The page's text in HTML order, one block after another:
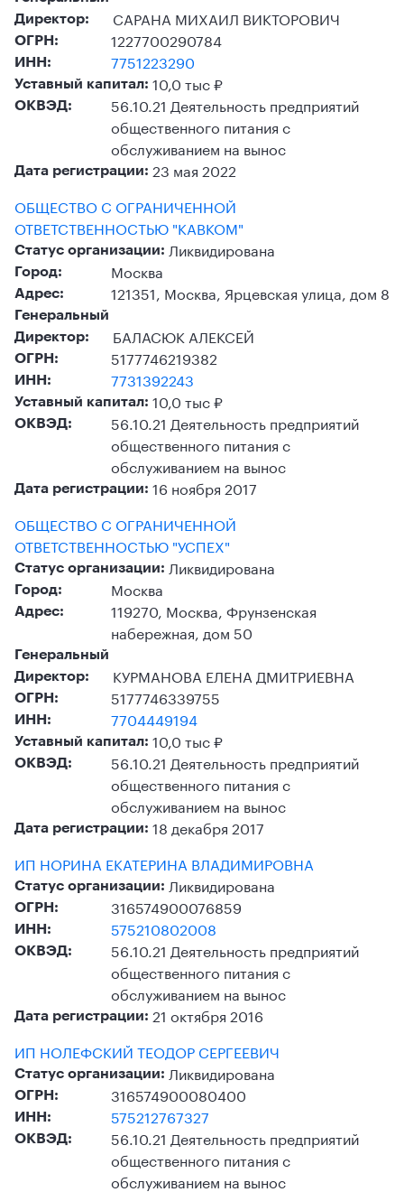
Директор:
САРАНА МИХАИЛ ВИКТОРОВИЧ
ОГРН: 1227700290784
ИНН: 7751223290
Уставный капитал: 10,0 тыс ₽
ОКВЭД:
56.10.21 Деятельность предприятий
общественного питания с
обслуживанием на вынос
Дата регистрации: 23 мая 2022
ОБЩЕСТВО С ОГРАНИЧЕННОЙ
ОТВЕТСТВЕННОСТЬЮ "КАВКОМ"
Статус организации: Ликвидирована
Город: Москва
Адрес: 121351, Москва, Ярцевская улица, дом 8
Генеральный
Директор:
БАЛАСЮК АЛЕКСЕЙ
ОГРН: 5177746219382
ИНН: 7731392243
Уставный капитал: 10,0 тыс ₽
ОКВЭД:
56.10.21 Деятельность предприятий
общественного питания с
обслуживанием на вынос
Дата регистрации: 16 ноября 2017
ОБЩЕСТВО С ОГРАНИЧЕННОЙ
ОТВЕТСТВЕННОСТЬЮ "УСПЕХ"
Статус организации: Ликвидирована
Город: Москва
Адрес:
119270, Москва, Фрунзенская
набережная, дом 50
Генеральный
Директор:
КУРМАНОВА ЕЛЕНА ДМИТРИЕВНА
ОГРН: 5177746339755
ИНН: 7704449194
Уставный капитал: 10,0 тыс ₽
ОКВЭД:
56.10.21 Деятельность предприятий
общественного питания с
обслуживанием на вынос
Дата регистрации: 18 декабря 2017
ИП НОРИНА ЕКАТЕРИНА ВЛАДИМИРОВНА
Статус организации: Ликвидирована
ОГРН: 316574900076859
ИНН: 575210802008
ОКВЭД:
56.10.21 Деятельность предприятий
общественного питания с
обслуживанием на вынос
Дата регистрации: 21 октября 2016
ИП НОЛЕФСКИЙ ТЕОДОР СЕРГЕЕВИЧ
Статус организации: Ликвидирована
ОГРН: 316574900080400
ИНН: 575212767327
ОКВЭД:
56.10.21 Деятельность предприятий
общественного питания с
обслуживанием на вынос